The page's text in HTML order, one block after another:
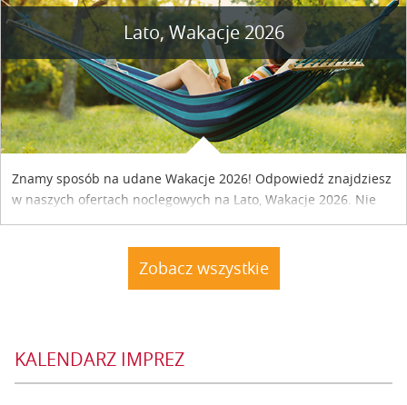
Lato, Wakacje 2026
Znamy sposób na udane Wakacje 2026! Odpowiedź znajdziesz
w naszych ofertach noclegowych na Lato, Wakacje 2026. Nie
zwlekaj atrakcyjne noclegi czekają...
Zobacz wszystkie
KALENDARZ IMPREZ